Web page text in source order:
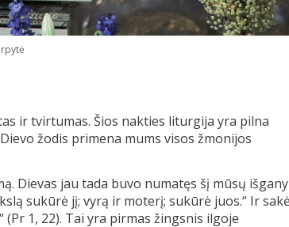
ir tvirtumas. Šios nakties liturgija yra pilna
žodis primena mums visos žmonijos
Dievas jau tada buvo numatęs šį mūsų
sukūrė jį; vyrą ir moterį; sukūrė juos.“ Ir
1, 22). Tai yra pirmas žingsnis ilgoje